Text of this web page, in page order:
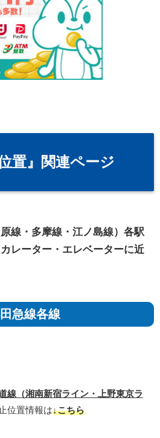
置』関連ページ
線・多摩線・江ノ島線）各駅
レーター・エレベーターに近
急線各線
線（湘南新宿ライン・上野東京ラ
位置情報は↓こちら